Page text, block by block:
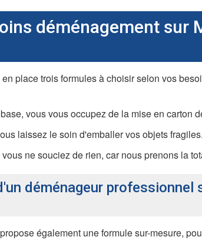
déménagement sur
place trois formules à choisir selon vos
vous vous occupez de la mise en carton
laissez le soin d'emballer vos objets fragiles.
ne souciez de rien, car nous prenons la
déménageur
également une formule sur-mesure,